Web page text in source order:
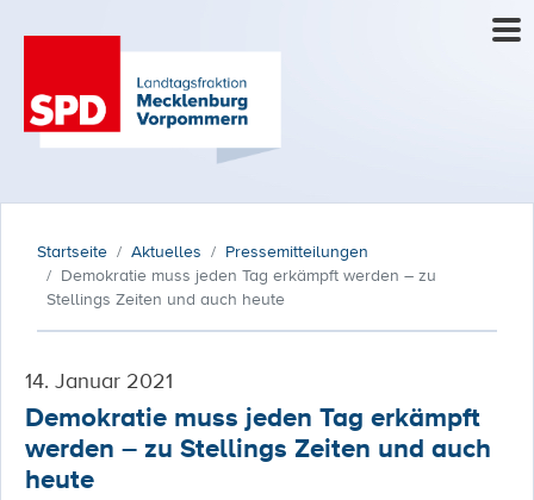
Startseite Aktuelles
Pressemitteilungen
Demokratie muss jeden Tag erkämpft werden – zu
Stellings Zeiten und auch heute
14. Januar 2021
Demokratie muss jeden Tag erkämpft
werden – zu Stellings Zeiten und auch
heute